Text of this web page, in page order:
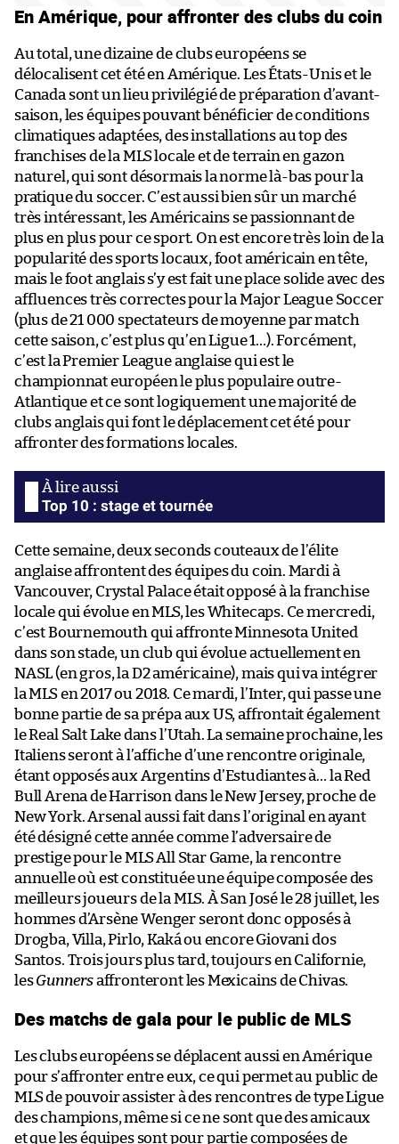
En Amérique, pour affronter des clubs du coin
Au total, une dizaine de clubs européens se
délocalisent cet été en Amérique. Les États-Unis et le
Canada sont un lieu privilégié de préparation d’avant-
saison, les équipes pouvant bénéficier de conditions
climatiques adaptées, des installations au top des
franchises de la MLS locale et de terrain en gazon
naturel, qui sont désormais la norme là-bas pour la
pratique du soccer. C’est aussi bien sûr un marché
très intéressant, les Américains se passionnant de
plus en plus pour ce sport. On est encore très loin de la
popularité des sports locaux, foot américain en tête,
mais le foot anglais s’y est fait une place solide avec des
affluences très correctes pour la Major League Soccer
(plus de 21 000 spectateurs de moyenne par match
cette saison, c’est plus qu’en Ligue 1…). Forcément,
c’est la Premier League anglaise qui est le
championnat européen le plus populaire outre-
Atlantique et ce sont logiquement une majorité de
clubs anglais qui font le déplacement cet été pour
affronter des formations locales.
Top 10 : stage et tournée
Cette semaine, deux seconds couteaux de l’élite
anglaise affrontent des équipes du coin. Mardi à
Vancouver, Crystal Palace était opposé à la franchise
locale qui évolue en MLS, les Whitecaps. Ce mercredi,
c’est Bournemouth qui affronte Minnesota United
dans son stade, un club qui évolue actuellement en
NASL (en gros, la D2 américaine), mais qui va intégrer
la MLS en 2017 ou 2018. Ce mardi, l’Inter, qui passe une
bonne partie de sa prépa aux US, affrontait également
le Real Salt Lake dans l’Utah. La semaine prochaine, les
Italiens seront à l’affiche d’une rencontre originale,
étant opposés aux Argentins d’Estudiantes à… la Red
Bull Arena de Harrison dans le New Jersey, proche de
New York. Arsenal aussi fait dans l’original en ayant
été désigné cette année comme l’adversaire de
prestige pour le MLS All Star Game, la rencontre
annuelle où est constituée une équipe composée des
meilleurs joueurs de la MLS. À San José le 28 juillet, les
hommes d’Arsène Wenger seront donc opposés à
Drogba, Villa, Pirlo, Kaká ou encore Giovani dos
Santos. Trois jours plus tard, toujours en Californie,
lesGunnersaffronteront les Mexicains de Chivas.
Des matchs de gala pour le public de MLS
Les clubs européens se déplacent aussi en Amérique
pour s’affronter entre eux, ce qui permet au public de
MLS de pouvoir assister à des rencontres de type Ligue
des champions, même si ce ne sont que des amicaux
et que les équipes sont pour partie composées de